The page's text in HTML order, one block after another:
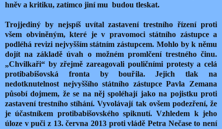
hněv a kritiku, zatímco jiní mu budou tleskat.
Trojjediný by nejspíš uvítal zastavení trestního řízení proti
všem obviněným, které je v pravomoci státního zástupce a
podléhá revizi nejvyšším státním zástupcem. Mohlo by k němu
dojít na základě úvah o možném promlčení trestného činu.
„Chvilkaři“ by zřejmě zareagovali pouličními protesty a celá
protibabišovská fronta by bouřila. Jejich tlak na
nedotknutelnost nejvyššího státního zástupce Pavla Zemana
působí dojmem, že se na něj spoléhají jako na pojistku proti
zastavení trestního stíhání. Vyvolávají tak ovšem podezření, že
je účastníkem protibabišovského spiknutí. Vzhledem k jeho
úloze v puči z 13. června 2013 proti vládě Petra Nečase to není